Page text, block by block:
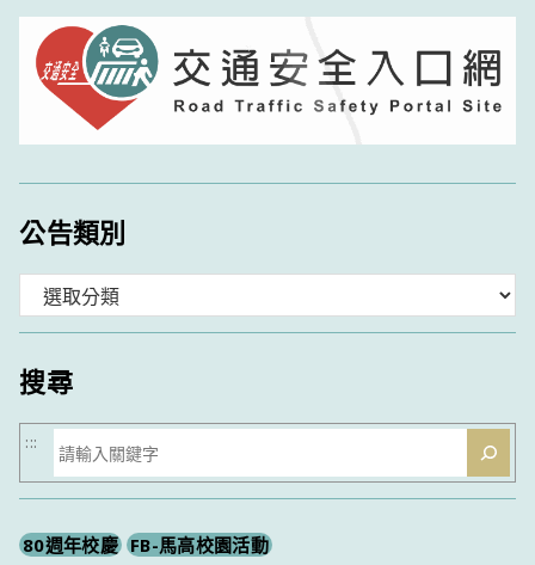
公告類別
類
搜尋
搜
尋
:::
80週年校慶 FB-馬高校園活動